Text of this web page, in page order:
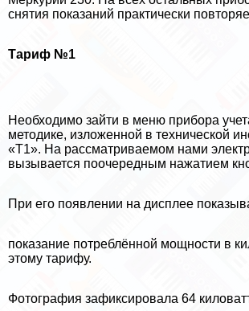
снятия показаний пpaктически
Тариф №1
Необходимо зайти в меню прибора
методике, изложенной в технической
«Т1». На рассматриваемом нами
вызывается поочередным нажатием
При его появлении на дисплее
показание потрeблённой мощности в
этому тарифу.
Фотография зафиксировала 64